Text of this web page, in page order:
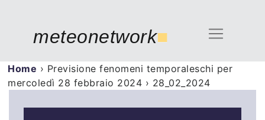
meteonetwork■
Home › Previsione fenomeni temporaleschi per
mercoledì 28 febbraio 2024 › 28_02_2024